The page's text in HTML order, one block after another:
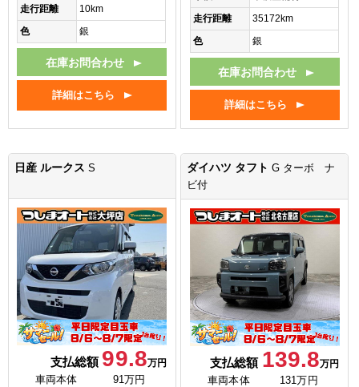
走行距離
10km
色
銀
在庫お問合わせ
詳細はこちら
走行距離
35172km
色
銀
在庫お問合わせ
詳細はこちら
日産 ルークス S
支払総額 99.8万円
車両本体
91万円
ダイハツ タフトG ターボ ナ
ビ付
支払総額 139.8万円
車両本体
131万円